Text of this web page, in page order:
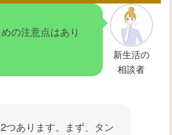
の注意点はあり
新生活の
相談者
つあります。まず、タン